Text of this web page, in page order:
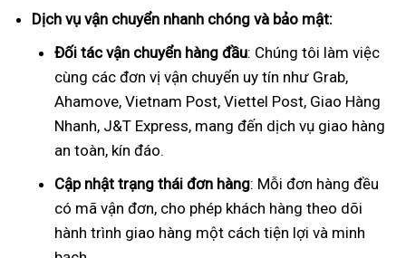
Dịch vụ vận chuyển nhanh chóng và bảo mật:
Đối tác vận chuyển hàng đầu: Chúng tôi làm việc
cùng các đơn vị vận chuyển uy tín như Grab,
Ahamove, Vietnam Post, Viettel Post, Giao Hàng
Nhanh, J&T Express, mang đến dịch vụ giao hàng
an toàn, kín đáo.
Cập nhật trạng thái đơn hàng: Mỗi đơn hàng đều
có mã vận đơn, cho phép khách hàng theo dõi
hành trình giao hàng một cách tiện lợi và minh